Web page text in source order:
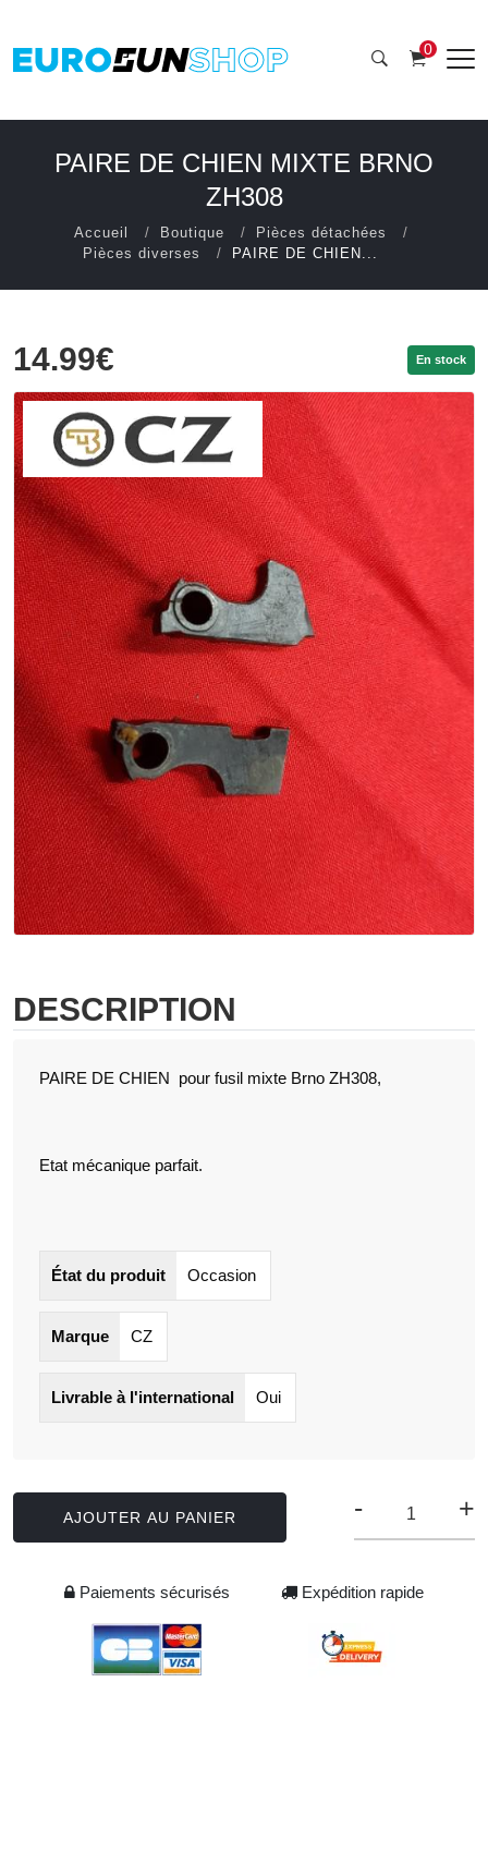
0
PAIRE DE CHIEN MIXTE BRNO
ZH308
Accueil Boutique
Pièces détachées
Pièces diverses
PAIRE DE CHIEN...
14.99€ En stock
DESCRIPTION
PAIRE DE CHIEN pour fusil mixte Brno ZH308,
Etat mécanique parfait.
État du produit Occasion
Marque CZ
Livrable à l'international Oui
AJOUTER AU PANIER - +
Paiements sécurisés Expédition rapide